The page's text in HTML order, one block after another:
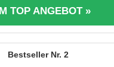
TOP ANGEBOT »
2